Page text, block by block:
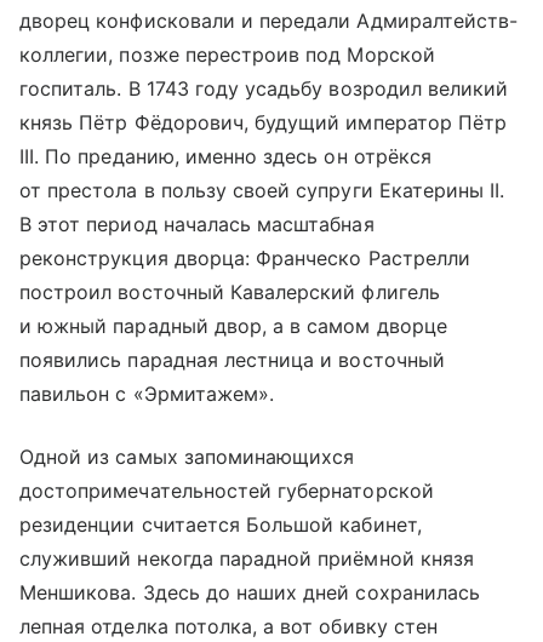
дворец конфисковали и передали Адмиралтейств-
коллегии, позже перестроив под Морской
госпиталь. В 1743 году усадьбу возродил великий
князь Пётр Фёдорович, будущий император Пётр
III. По преданию, именно здесь он отрёкся
от престола в пользу своей супруги Екатерины II.
В этот период началась масштабная
реконструкция дворца: Франческо Растрелли
построил восточный Кавалерский флигель
и южный парадный двор, а в самом дворце
появились парадная лестница и восточный
павильон с «Эрмитажем».
Одной из самых запоминающихся
достопримечательностей губернаторской
резиденции считается Большой кабинет,
служивший некогда парадной приёмной князя
Меншикова. Здесь до наших дней сохранилась
лепная отделка потолка, а вот обивку стен